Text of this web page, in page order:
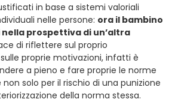
in base a sistemi valoriali
nelle persone: ora il bambino
nella prospettiva di un’altra
di riflettere sul proprio
proprie motivazioni, infatti è
a pieno e fare proprie le norme
solo per il rischio di una punizione
della norma stessa.